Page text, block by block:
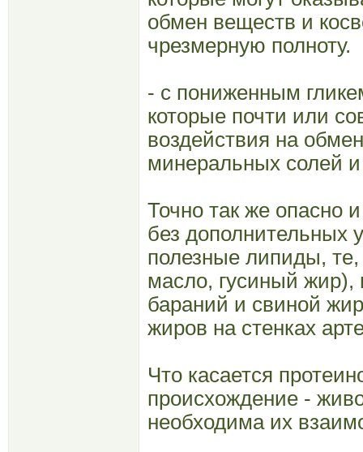
обмен веществ и
чрезмерную полноту.
- с пониженным
которые почти или
воздействия на
минеральных солей
Точно так же опасно
без дополнительных
полезные липиды,
масло, гусиный жир),
бараний и свиной
жиров на стенках
Что касается
происхождение -
необходима их